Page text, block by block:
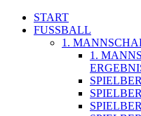
START
FUSSBALL
1.
1.